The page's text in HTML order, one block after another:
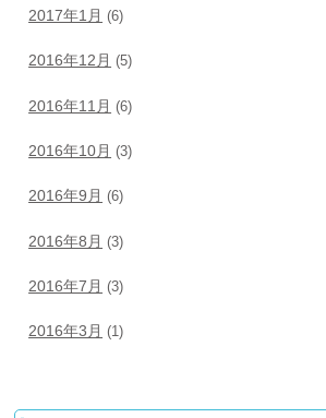
2017年1月 (6)
2016年12月 (5)
2016年11月 (6)
2016年10月 (3)
2016年9月 (6)
2016年8月 (3)
2016年7月 (3)
2016年3月 (1)